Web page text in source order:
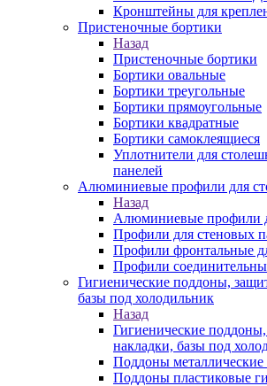
Кронштейны для
Пристеночные бортики
Назад
Пристеночные бортики
Бортики овальные
Бортики треугольные
Бортики прямоугольные
Бортики квадратные
Бортики самоклеящиеся
Уплотнители для
панелей
Алюминиевые профили для
Назад
Алюминиевые профили
Профили для стеновых
Профили фронтальные
Профили
Гигиенические поддоны,
базы под холодильник
Назад
Гигиенические
накладки, базы под
Поддоны металлические
Поддоны пластиковые